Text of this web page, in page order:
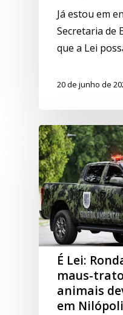
Já estou em
Secretaria de
que a Lei
20 de junho de
É Lei:
maus-
animais
em